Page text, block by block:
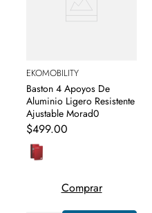
EKOMOBILITY
Baston 4 Apoyos De
Aluminio Ligero Resistente
Ajustable Morad0
$499.00
Comprar